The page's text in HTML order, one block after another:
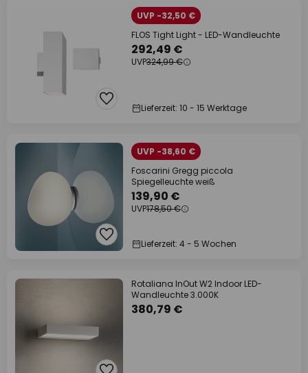
UVP -32,50 €
FLOS Tight Light - LED-Wandleuchte
292,49 €
UVP324,99 €
Lieferzeit: 10 - 15 Werktage
UVP -38,60 €
Foscarini Gregg piccola
Spiegelleuchte weiß
139,90 €
UVP178,50 €
Lieferzeit: 4 - 5 Wochen
Rotaliana InOut W2 Indoor LED-
Wandleuchte 3.000K
380,79 €